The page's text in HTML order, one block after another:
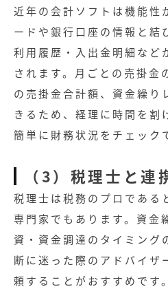
近年の会計ソフトは機能性
ードや銀行口座の情報と結
利用履歴・入出金明細など
されます。月ごとの売掛金
の売掛金合計額、資金繰り
きるため、経理に時間を割
簡単に財務状況をチェック
（3）税理士と連
税理士は税務のプロである
専門家でもあります。資金
資・資金調達のタイミング
断に迷った際のアドバイザ
頼することがおすすめです。